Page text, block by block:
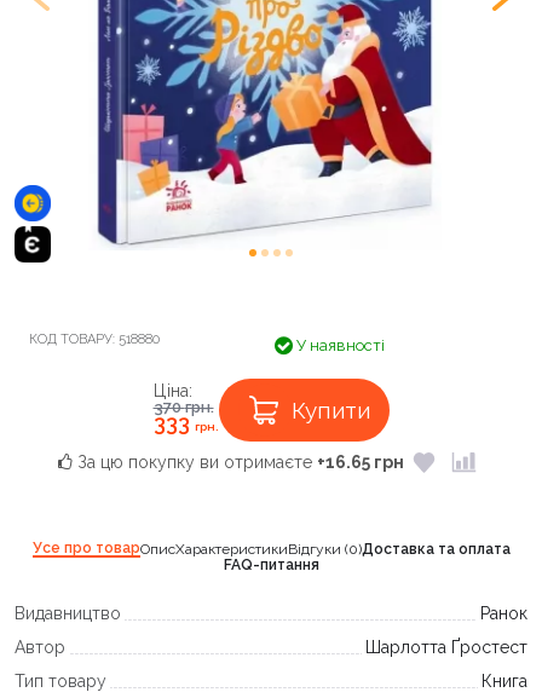
КОД ТОВАРУ: 518880 У наявності
Ціна:
370грн.
333грн.
Купити
За цю покупку ви отримаєте +16.65 грн
Усе про товарОписХарактеристикиВідгуки (0)Доставка та оплата
FAQ-питання
Видавництво
Ранок
Автор
Шарлотта Ґростест
Тип товару
Книга